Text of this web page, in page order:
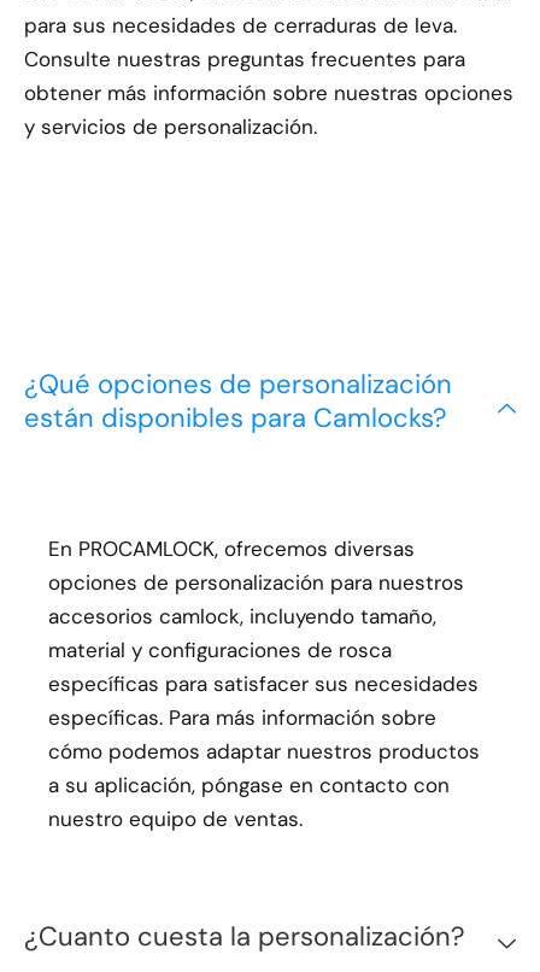
para sus necesidades de cerraduras de leva.
Consulte nuestras preguntas frecuentes para
obtener más información sobre nuestras opciones
y servicios de personalización.
¿Qué opciones de personalización
están disponibles para Camlocks?
En PROCAMLOCK, ofrecemos diversas
opciones de personalización para nuestros
accesorios camlock, incluyendo tamaño,
material y configuraciones de rosca
específicas para satisfacer sus necesidades
específicas. Para más información sobre
cómo podemos adaptar nuestros productos
a su aplicación, póngase en contacto con
nuestro equipo de ventas.
¿Cuanto cuesta la personalización?